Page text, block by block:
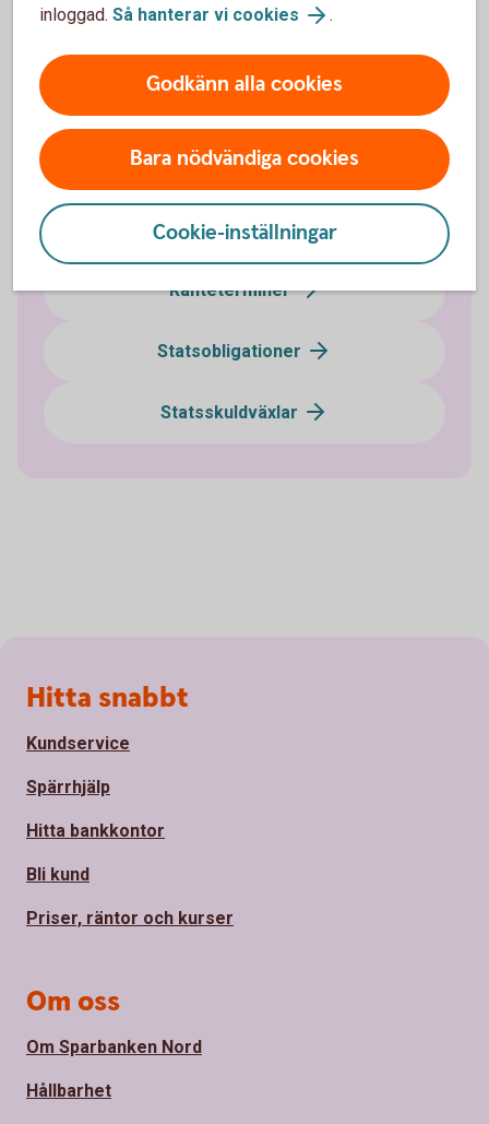
Företagsobligationer
Realobligationer
Ränteterminer
Statsobligationer
Statsskuldväxlar
inloggad. Så hanterar vi cookies .
Godkänn alla cookies
Bara nödvändiga cookies
Cookie-inställningar
Sidfot
Hitta snabbt
Kundservice
Spärrhjälp
Hitta bankkontor
Bli kund
Priser, räntor och kurser
Om oss
Om Sparbanken Nord
Hållbarhet